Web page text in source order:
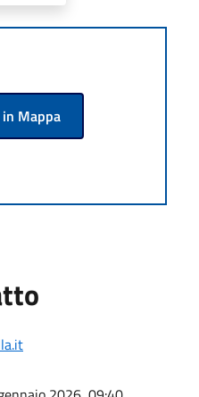
Mappa